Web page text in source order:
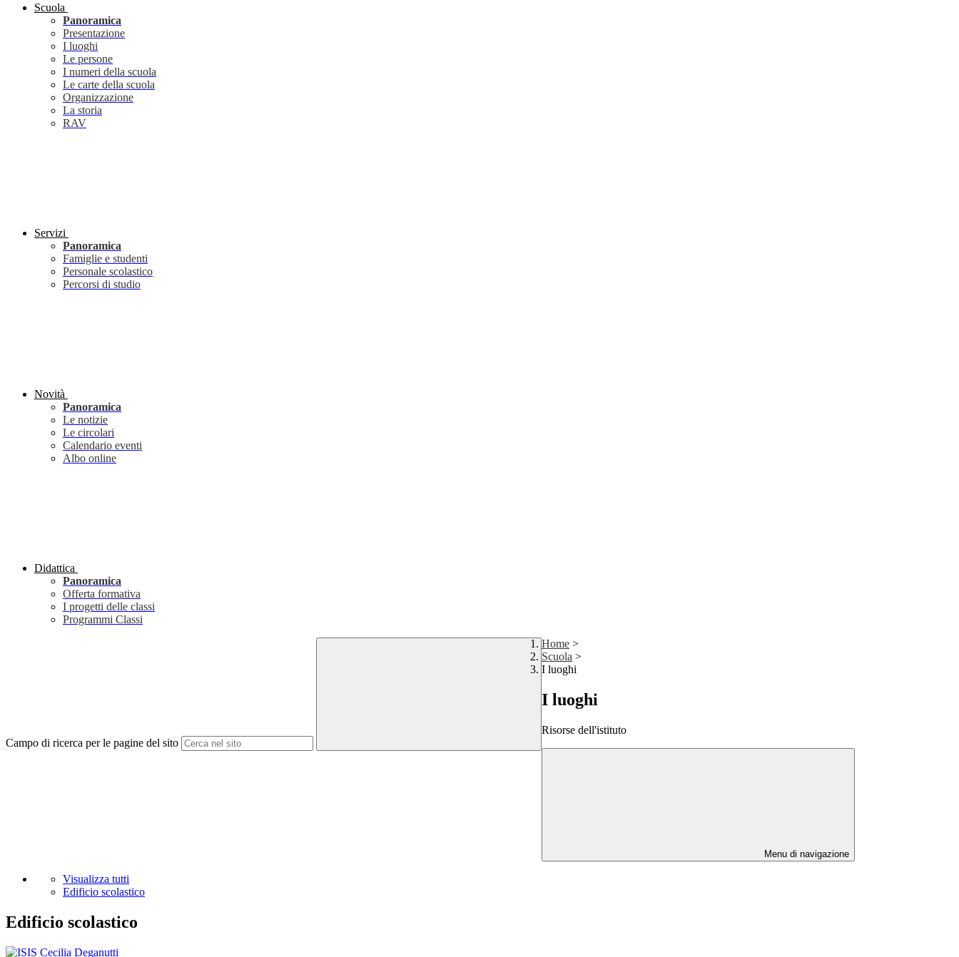
Scuola
Panoramica
Presentazione
I luoghi
Le persone
I numeri della scuola
Le carte della scuola
Organizzazione
La storia
RAV
Servizi
Panoramica
Famiglie e studenti
Personale scolastico
Percorsi di studio
Novità
Panoramica
Le notizie
Le circolari
Calendario eventi
Albo online
Didattica
Panoramica
Offerta formativa
I progetti delle classi
Programmi Classi
Campo di ricerca per le pagine del sito
Home >
Scuola >
I luoghi
I luoghi
Risorse dell'istituto
Menu di navigazione
Visualizza tutti
Edificio scolastico
Edificio scolastico